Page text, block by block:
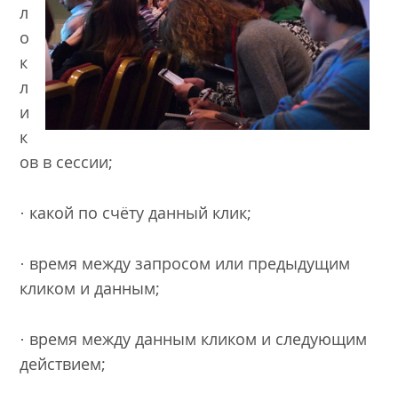
л
о
к
л
и
к
ов в сессии;
· какой по счёту данный клик;
· время между запросом или предыдущим
кликом и данным;
· время между данным кликом и следующим
действием;